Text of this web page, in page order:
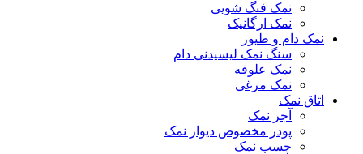
نمک فنگ شویی
نمک ارگانیک
نمک دام و طیور
سنگ نمک لیسیدنی دام
نمک علوفه
نمک مرغی
اتاق نمک
آجر نمک
پودر مخصوص دیوار نمک
چسب نمک